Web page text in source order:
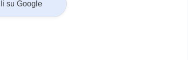
su Google